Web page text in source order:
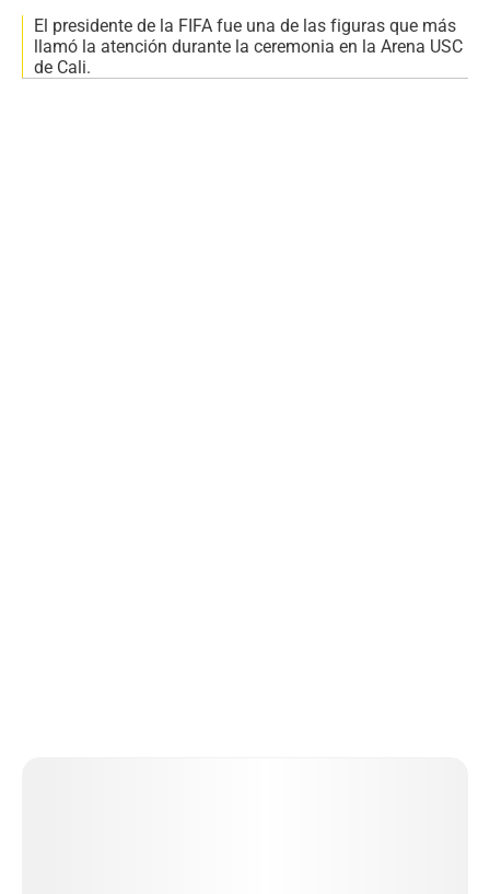
El presidente de la FIFA fue una de las figuras que más
llamó la atención durante la ceremonia en la Arena USC
de Cali.